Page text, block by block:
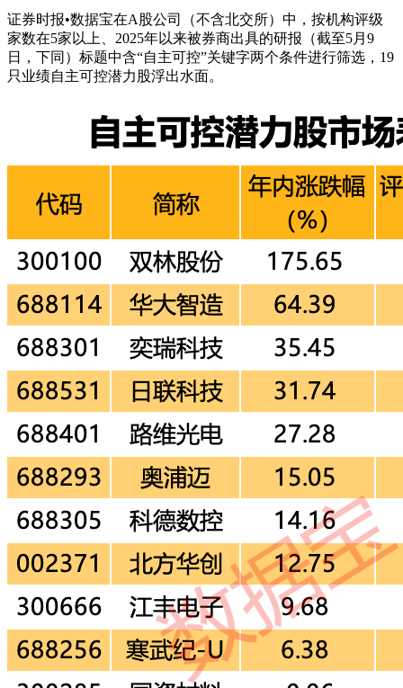
证券时报•数据宝在A股公司（不含北交所）中，按机构评级
家数在5家以上、2025年以来被券商出具的研报（截至5月9
日，下同）标题中含“自主可控”关键字两个条件进行筛选，19
只业绩自主可控潜力股浮出水面。